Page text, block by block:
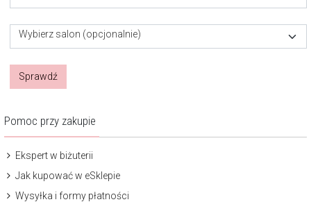
Wybierz salon (opcjonalnie)
Sprawdź
Pomoc przy zakupie
Ekspert w biżuterii
Jak kupować w eSklepie
Wysyłka i formy płatności